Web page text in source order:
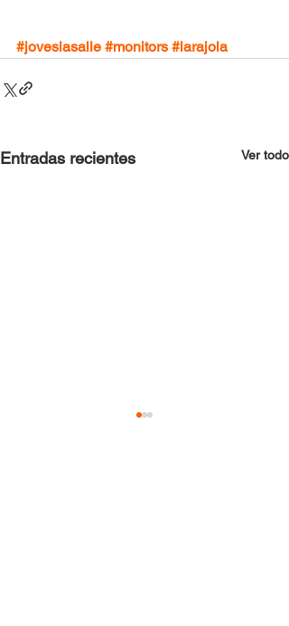
#joveslasalle #monitors #larajola
Entradas recientes Ver todo